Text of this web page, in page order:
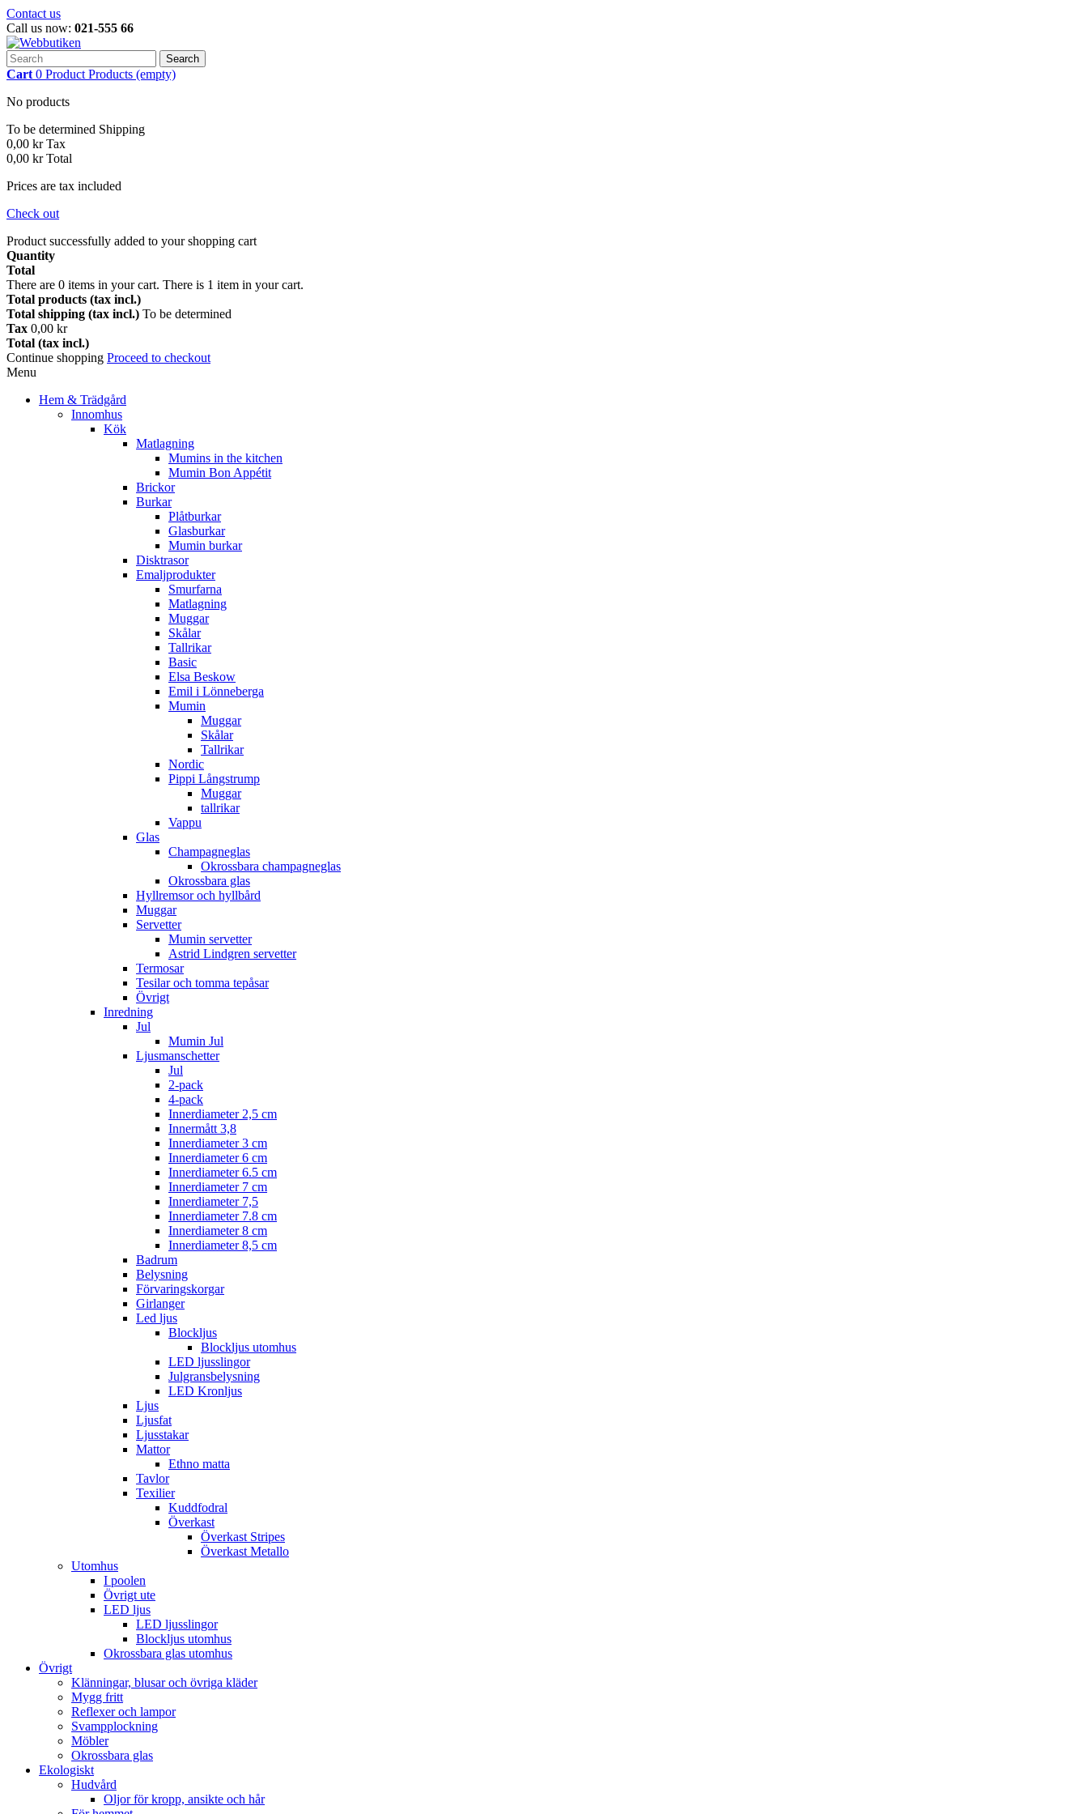
Contact us
Call us now: 021-555 66
Search
Cart 0 Product Products (empty)
No products
To be determined Shipping
0,00 kr Tax
0,00 kr Total
Prices are tax included
Check out
Product successfully added to your shopping cart
Quantity
Total
There are 0 items in your cart. There is 1 item in your cart.
Total products (tax incl.)
Total shipping (tax incl.) To be determined
Tax 0,00 kr
Total (tax incl.)
Continue shopping Proceed to checkout
Menu
Hem & Trädgård
Innomhus
Kök
Matlagning
Mumins in the kitchen
Mumin Bon Appétit
Brickor
Burkar
Plåtburkar
Glasburkar
Mumin burkar
Disktrasor
Emaljprodukter
Smurfarna
Matlagning
Muggar
Skålar
Tallrikar
Basic
Elsa Beskow
Emil i Lönneberga
Mumin
Muggar
Skålar
Tallrikar
Nordic
Pippi Långstrump
Muggar
tallrikar
Vappu
Glas
Champagneglas
Okrossbara champagneglas
Okrossbara glas
Hyllremsor och hyllbård
Muggar
Servetter
Mumin servetter
Astrid Lindgren servetter
Termosar
Tesilar och tomma tepåsar
Övrigt
Inredning
Jul
Mumin Jul
Ljusmanschetter
Jul
2-pack
4-pack
Innerdiameter 2,5 cm
Innermått 3,8
Innerdiameter 3 cm
Innerdiameter 6 cm
Innerdiameter 6.5 cm
Innerdiameter 7 cm
Innerdiameter 7,5
Innerdiameter 7.8 cm
Innerdiameter 8 cm
Innerdiameter 8,5 cm
Badrum
Belysning
Förvaringskorgar
Girlanger
Led ljus
Blockljus
Blockljus utomhus
LED ljusslingor
Julgransbelysning
LED Kronljus
Ljus
Ljusfat
Ljusstakar
Mattor
Ethno matta
Tavlor
Texilier
Kuddfodral
Överkast
Överkast Stripes
Överkast Metallo
Utomhus
I poolen
Övrigt ute
LED ljus
LED ljusslingor
Blockljus utomhus
Okrossbara glas utomhus
Övrigt
Klänningar, blusar och övriga kläder
Mygg fritt
Reflexer och lampor
Svampplockning
Möbler
Okrossbara glas
Ekologiskt
Hudvård
Oljor för kropp, ansikte och hår